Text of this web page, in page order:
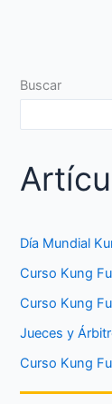
Buscar
Día Mundial
Curso Kung
Curso Kung
Jueces y
Curso Kung